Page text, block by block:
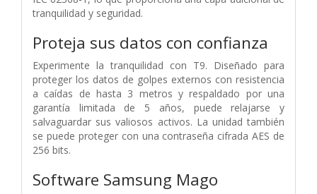
tranquilidad y seguridad.
Proteja sus datos con confianza
Experimente la tranquilidad con T9. Diseñado para
proteger los datos de golpes externos con resistencia
a caídas de hasta 3 metros y respaldado por una
garantía limitada de 5 años, puede relajarse y
salvaguardar sus valiosos activos. La unidad también
se puede proteger con una contraseña cifrada AES de
256 bits.
Software Samsung Mago